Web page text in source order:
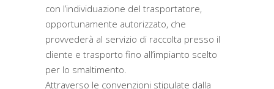
con l’individuazione del trasportatore,
opportunamente autorizzato, che
provvederà al servizio di raccolta presso il
cliente e trasporto fino all’impianto scelto
per lo smaltimento.
Attraverso le convenzioni stipulate dalla